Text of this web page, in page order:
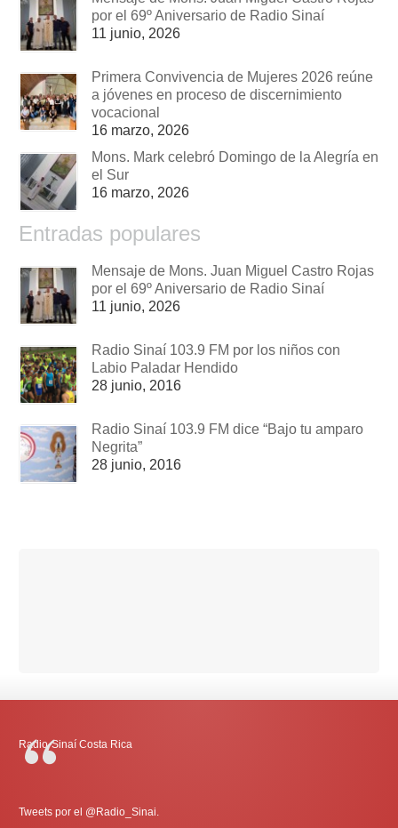
por el 69º Aniversario de Radio Sinaí
11 junio, 2026
Primera Convivencia de Mujeres 2026 reúne
a jóvenes en proceso de discernimiento
vocacional
16 marzo, 2026
Mons. Mark celebró Domingo de la Alegría en
el Sur
16 marzo, 2026
Entradas populares
Mensaje de Mons. Juan Miguel Castro Rojas
por el 69º Aniversario de Radio Sinaí
11 junio, 2026
Radio Sinaí 103.9 FM por los niños con
Labio Paladar Hendido
28 junio, 2016
Radio Sinaí 103.9 FM dice “Bajo tu amparo
Negrita”
28 junio, 2016
Radio-Sinaí Costa Rica
Tweets por el @Radio_Sinai.